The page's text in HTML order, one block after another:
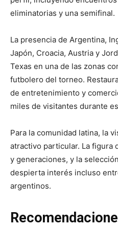
eliminatorias y una semifinal.
La presencia de Argentina,
Japón, Croacia, Austria y
Texas en una de las zonas
futbolero del torneo.
de entretenimiento y
miles de visitantes durante
Para la comunidad latina, la
atractivo particular. La figura
y generaciones, y la
despierta interés incluso
argentinos.